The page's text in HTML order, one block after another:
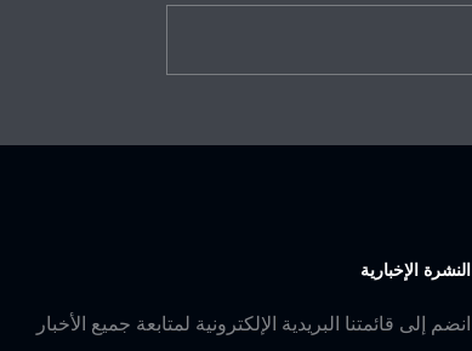
الجمعية العمومية الـ34 للاتحاد
بن جلوي يشارك في اجتماع
النشرة الإخبارية
انضم إلى قائمتنا البريدية الإلكترونية لمتابعة جميع الأخبار